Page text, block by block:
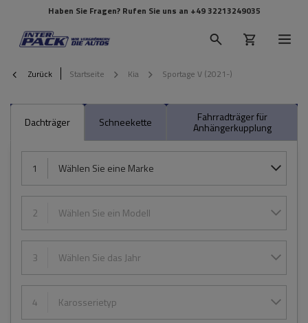
Haben Sie Fragen? Rufen Sie uns an +49 32213249035
Zurück Startseite Kia Sportage V (2021-)
Dachträger Schneekette Fahrradträger für
Anhängerkupplung
1 Wählen Sie eine Marke
2 Wählen Sie ein Modell
3 Wählen Sie das Jahr
4 Karosserietyp